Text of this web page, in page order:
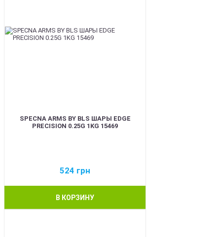
SPECNA ARMS BY BLS ШАРЫ EDGE
PRECISION 0.25G 1KG 15469
524 грн
В КОРЗИНУ